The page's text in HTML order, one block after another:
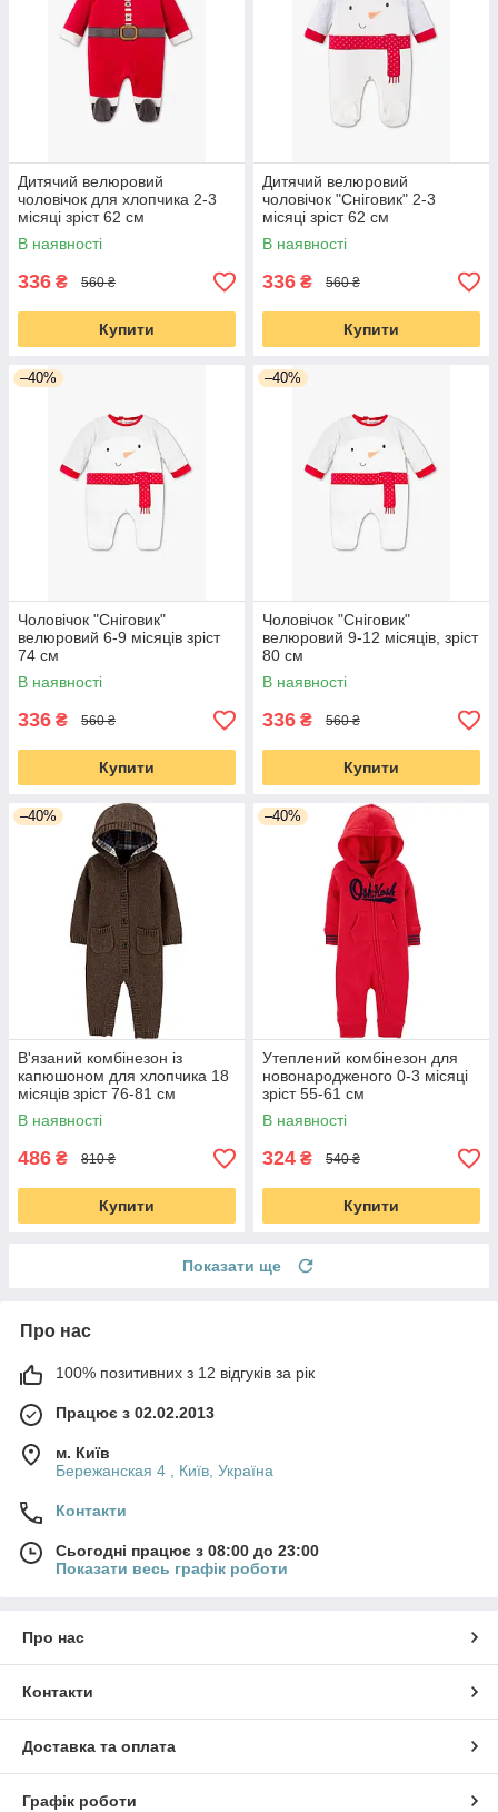
Дитячий велюровий
чоловічок для хлопчика 2-3
місяці зріст 62 см
В наявності
336 ₴ 560 ₴
Купити
Дитячий велюровий
чоловічок "Сніговик" 2-3
місяці зріст 62 см
В наявності
336 ₴ 560 ₴
Купити
–40%
Чоловічок "Сніговик"
велюровий 6-9 місяців зріст
74 см
В наявності
336 ₴ 560 ₴
Купити
–40%
Чоловічок "Сніговик"
велюровий 9-12 місяців, зріст
80 см
В наявності
336 ₴ 560 ₴
Купити
–40%
В'язаний комбінезон із
капюшоном для хлопчика 18
місяців зріст 76-81 см
В наявності
486 ₴ 810 ₴
Купити
–40%
Утеплений комбінезон для
новонародженого 0-3 місяці
зріст 55-61 см
В наявності
324 ₴ 540 ₴
Купити
Показати ще
Про нас
100% позитивних з 12 відгуків за рік
Працює з 02.02.2013
м. Київ
Бережанская 4 , Київ, Україна
Контакти
Сьогодні працює з 08:00 до 23:00
Показати весь графік роботи
Про нас
Контакти
Доставка та оплата
Графік роботи